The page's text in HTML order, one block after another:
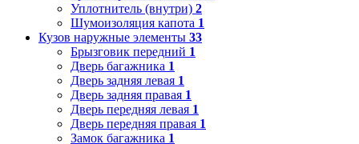
Уплотнитель (внутри) 2
Шумоизоляция капота 1
Кузов наружные элементы 33
Брызговик передний 1
Дверь багажника 1
Дверь задняя левая 1
Дверь задняя правая 1
Дверь передняя левая 1
Дверь передняя правая 1
Замок багажника 1